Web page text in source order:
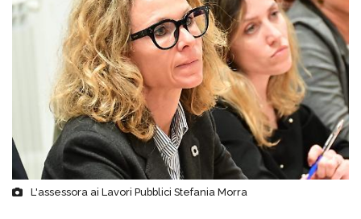
L'assessora ai Lavori Pubblici Stefania Morra